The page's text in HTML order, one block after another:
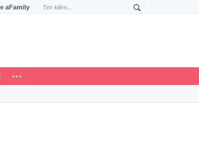
aFamily